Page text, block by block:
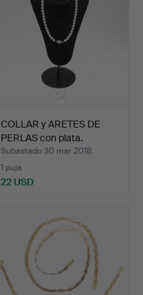
COLLAR y ARETES DE
PERLAS con plata.
Subastado 30 mar 2018
1 puja
22 USD